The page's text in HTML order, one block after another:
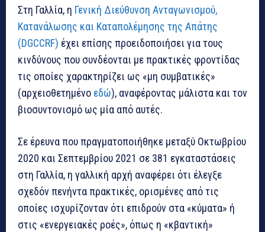
Στη Γαλλία, η Γενική Διεύθυνση Ανταγωνισμού,
Κατανάλωσης και Καταπολέμησης της Απάτης
(DGCCRF) έχει επίσης προειδοποιήσει για τους
κινδύνους που συνδέονται με πρακτικές φροντίδας
τις οποίες χαρακτηρίζει ως «μη συμβατικές»
(αρχειοθετημένο εδώ), αναφέροντας μάλιστα και τον
βιοσυντονισμό ως μία από αυτές.
Σε έρευνα που πραγματοποιήθηκε μεταξύ Οκτωβρίου
2020 και Σεπτεμβρίου 2021 σε 381 εγκαταστάσεις
στη Γαλλία, η γαλλική αρχή αναφέρει ότι έλεγξε
σχεδόν πενήντα πρακτικές, ορισμένες από τις
οποίες ισχυρίζονταν ότι επιδρούν στα «κύματα» ή
στις «ενεργειακές ροές», όπως η «κβαντική»